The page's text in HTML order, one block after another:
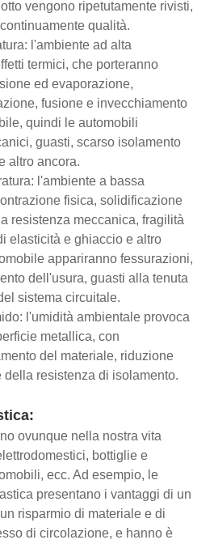
vengono ripetutamente rivisti,
qualità.
l'ambiente ad alta
termici, che porteranno
ed evaporazione,
fusione e invecchiamento
quindi le automobili
guasti, scarso isolamento
altro ancora.
l'ambiente a bassa
fisica, solidificazione
resistenza meccanica, fragilità
elasticità e ghiaccio e altro
appariranno fessurazioni,
dell'usura, guasti alla tenuta
sistema circuitale.
l'umidità ambientale provoca
metallica, con
del materiale, riduzione
resistenza di isolamento.
ovunque nella nostra vita
bottiglie e
ecc. Ad esempio, le
presentano i vantaggi di un
risparmio di materiale e di
di circolazione, e hanno è